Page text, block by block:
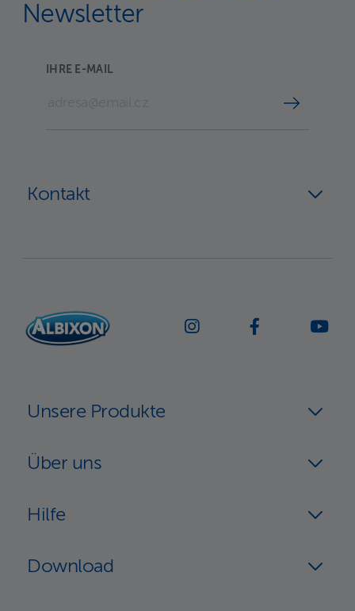
Newsletter
IHRE E-MAIL
Kontakt
Unsere Produkte
Über uns
Hilfe
Download